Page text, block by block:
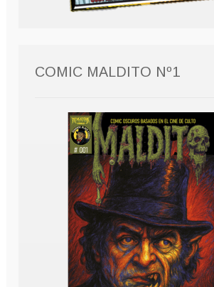
COMIC MALDITO Nº1